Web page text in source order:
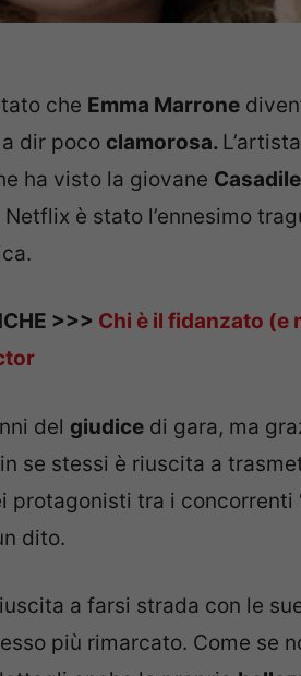
che Emma Marrone
a dir poco clamorosa.
ha visto la giovane
Netflix è stato l’ennesimo
>>> Chi è il fidanzato (e
del giudice di gara, ma
se stessi è riuscita a
protagonisti tra i concorrenti
dito.
a farsi strada con le
più rimarcato. Come se